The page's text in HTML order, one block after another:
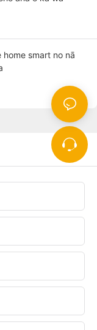
home smart no nā